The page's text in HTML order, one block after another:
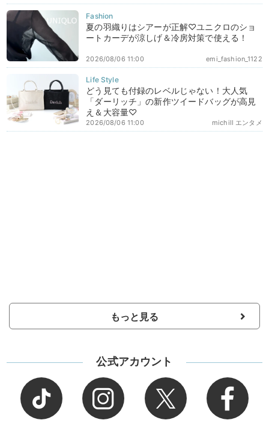
夏の羽織りはシアーが正解♡ユニクロのショ
ートカーデが涼しげ＆冷房対策で使える！
emi_fashion_1122
2026/08/06 11:00
どう見ても付録のレベルじゃない！大人気
「ダーリッチ」の新作ツイードバッグが高見
え＆大容量♡
michill エンタメ
2026/08/06 11:00
もっと見る
公式アカウント